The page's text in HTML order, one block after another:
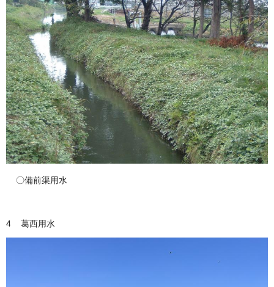
〇備前渠用水
4 葛西用水